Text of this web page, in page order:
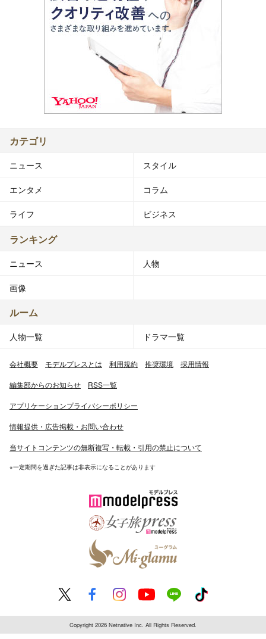
カテゴリ
ニュース スタイル
エンタメ コラム
ライフ ビジネス
ランキング
ニュース 人物
画像
ルーム
人物一覧 ドラマ一覧
会社概要 モデルプレスとは 利用規約 推奨環境 採用情報
編集部からのお知らせ RSS一覧
アプリケーションプライバシーポリシー
情報提供・広告掲載・お問い合わせ
当サイトコンテンツの無断複写・転載・引用の禁止について
※一定期間を過ぎた記事は非表示になることがあります
Copyright 2026 Netnative Inc. All Rights Reserved.